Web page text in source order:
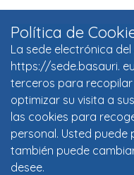
Política de
La sede electrónica
https://sede.basauri.
terceros para
optimizar su visita a
las cookies para
personal. Usted puede
también puede
desee.